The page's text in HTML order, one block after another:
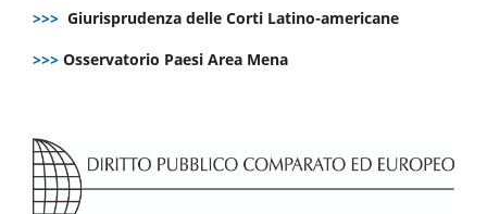
>>> Giurisprudenza delle Corti Latino-americane
>>> Osservatorio Paesi Area Mena